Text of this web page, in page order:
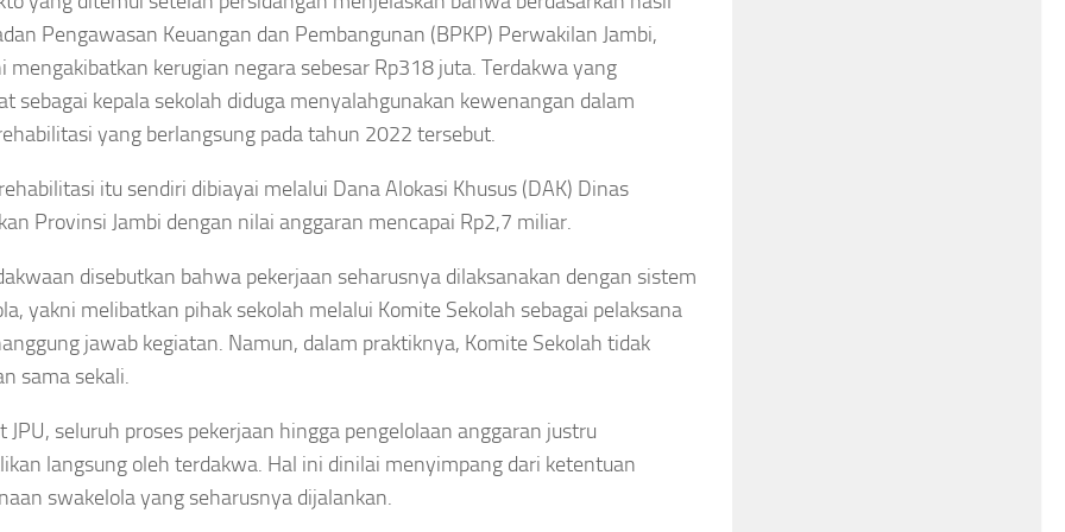
Pengawasan Keuangan dan Pembangunan (BPKP) Perwakilan Jambi,
mengakibatkan kerugian negara sebesar Rp318 juta. Terdakwa yang
sebagai kepala sekolah diduga menyalahgunakan kewenangan dalam
yang berlangsung pada tahun 2022 tersebut.
itu sendiri dibiayai melalui Dana Alokasi Khusus (DAK) Dinas
Provinsi Jambi dengan nilai anggaran mencapai Rp2,7 miliar.
disebutkan bahwa pekerjaan seharusnya dilaksanakan dengan sistem
yakni melibatkan pihak sekolah melalui Komite Sekolah sebagai pelaksana
jawab kegiatan. Namun, dalam praktiknya, Komite Sekolah tidak
sama sekali.
JPU, seluruh proses pekerjaan hingga pengelolaan anggaran justru
langsung oleh terdakwa. Hal ini dinilai menyimpang dari ketentuan
swakelola yang seharusnya dijalankan.
Polri
Asep
NASIONAL
Kebakaran
Surya
Kencana
Kemenhut
Tutup
Jalur
Gunung
Gede
Asep
Agustus
7, 2026
NASIONAL
Menteri
LH
Percepat
Makassar,
TPA Bakal
Jadi
Modern
Tanpa
Sanjaya
Agustus
7, 2026